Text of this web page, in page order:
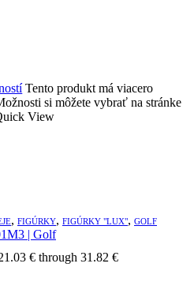
Tento produkt má viacero
si môžete vybrať na stránke
View
, FIGÚRKY, FIGÚRKY "LUX", GOLF
| Golf
€ through 31.82 €